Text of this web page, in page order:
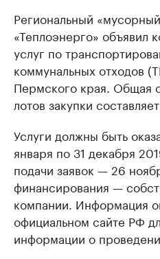
Региональный
«Теплоэнерго» объявил
услуг по
коммунальных отходов
Пермского края. Общая
лотов закупки
Услуги должны быть
января по 31 декабря
подачи заявок — 26
финансирования —
компании. Информация
официальном сайте РФ
информации о